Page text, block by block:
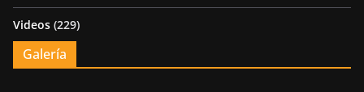
Videos (229)
Galería